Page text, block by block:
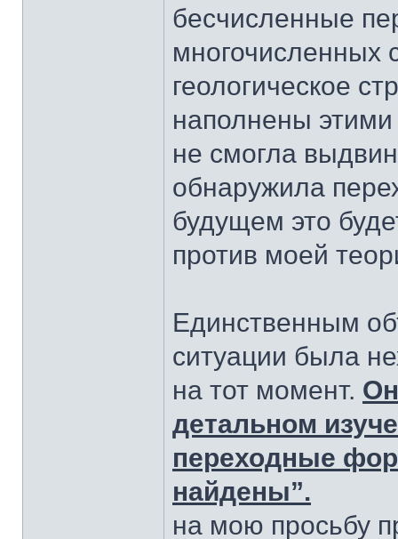
бесчисленные
многочисленных
геологическое
наполнены
не смогла
обнаружила
будущем это
против моей
Единственным
ситуации была
на тот момент.
детальном
переходные
найдены”.
на мою просьбу